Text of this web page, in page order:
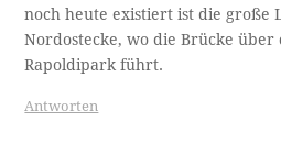
noch heute existiert ist die große
Nordostecke, wo die Brücke über
Rapoldipark führt.
Antworten